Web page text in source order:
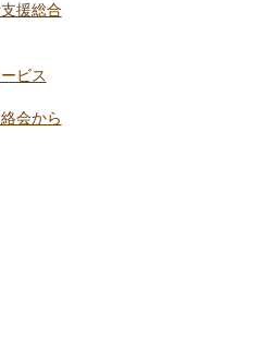
援総合
ビス
会から